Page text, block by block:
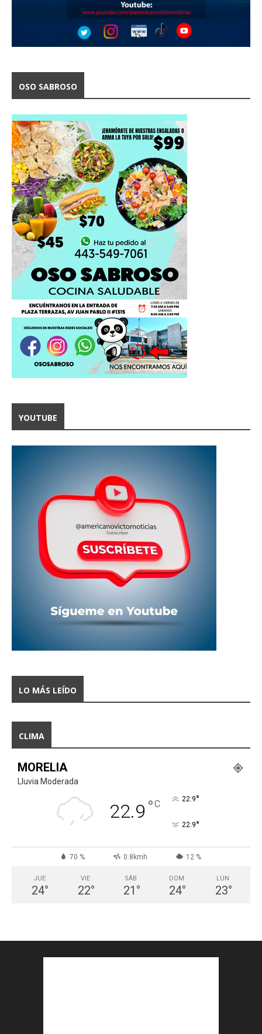
OSO SABROSO
YOUTUBE
LO MÁS LEÍDO
CLIMA
MORELIA
Lluvia Moderada
22.9 °C 22.9°
22.9°
70 % 0.8kmh 12 %
JUE
24°
VIE
22°
SÁB
21 °
DOM
24°
LUN
23°